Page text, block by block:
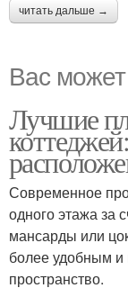
читать дальше →
Вас
Лучшие
Современное
одного этажа за
мансарды или
более удобным и
пространство.